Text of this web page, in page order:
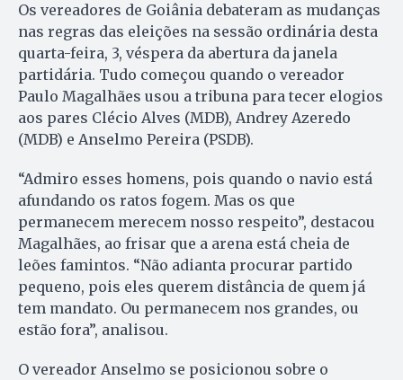
Os vereadores de Goiânia debateram as mudanças
nas regras das eleições na sessão ordinária desta
quarta-feira, 3, véspera da abertura da janela
partidária. Tudo começou quando o vereador
Paulo Magalhães usou a tribuna para tecer elogios
aos pares Clécio Alves (MDB), Andrey Azeredo
(MDB) e Anselmo Pereira (PSDB).
“Admiro esses homens, pois quando o navio está
afundando os ratos fogem. Mas os que
permanecem merecem nosso respeito”, destacou
Magalhães, ao frisar que a arena está cheia de
leões famintos. “Não adianta procurar partido
pequeno, pois eles querem distância de quem já
tem mandato. Ou permanecem nos grandes, ou
estão fora”, analisou.
O vereador Anselmo se posicionou sobre o